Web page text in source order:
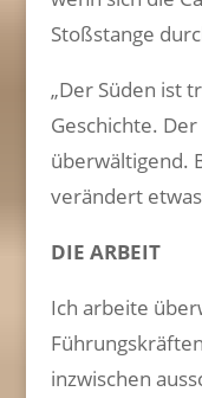
Stoßstange
„Der Süden ist
Geschichte.
überwältigend.
verändert
DIE ARBEIT
Ich arbeite
inzwischen